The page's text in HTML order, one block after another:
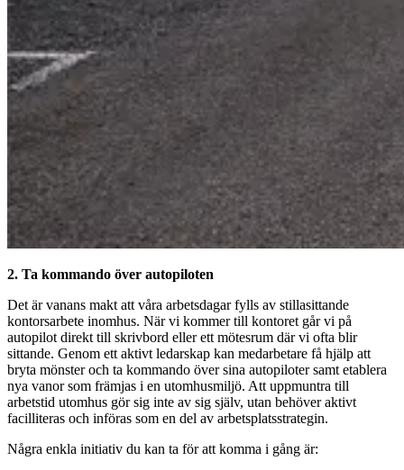
2. Ta kommando över autopiloten
Det är vanans makt att våra arbetsdagar fylls av stillasittande
kontorsarbete inomhus. När vi kommer till kontoret går vi på
autopilot direkt till skrivbord eller ett mötesrum där vi ofta blir
sittande. Genom ett aktivt ledarskap kan medarbetare få hjälp att
bryta mönster och ta kommando över sina autopiloter samt etablera
nya vanor som främjas i en utomhusmiljö. Att uppmuntra till
arbetstid utomhus gör sig inte av sig själv, utan behöver aktivt
facilliteras och införas som en del av arbetsplatsstrategin.
Några enkla initiativ du kan ta för att komma i gång är: